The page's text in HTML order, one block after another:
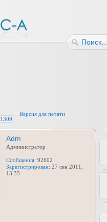
Версия для печати
1309
Adm
Администратор
Сообщения: 92602
Зарегистрирован: 27 сен 2011,
13:33